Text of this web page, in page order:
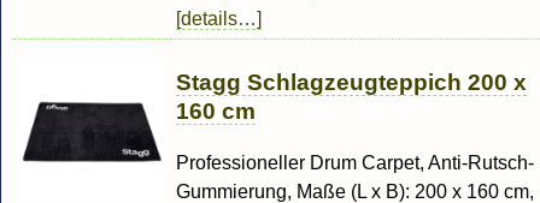
[details…]
Stagg Schlagzeugteppich 200 x
160 cm
Professioneller Drum Carpet, Anti-Rutsch-
Gummierung, Maße (L x B): 200 x 160 cm,